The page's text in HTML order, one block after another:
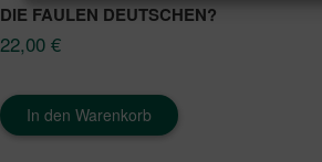
DIE FAULEN DEUTSCHEN?
22,00 €
In den Warenkorb